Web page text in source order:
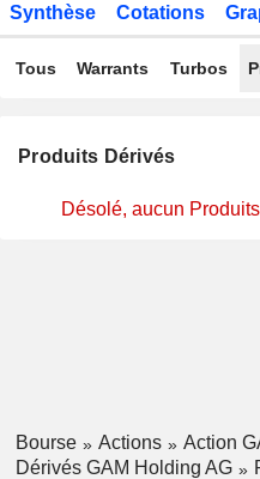
Synthèse Cotations
Tous Warrants Turbos
Produits Dérivés
Désolé, aucun
Bourse Actions
Action
Dérivés GAM Holding AG